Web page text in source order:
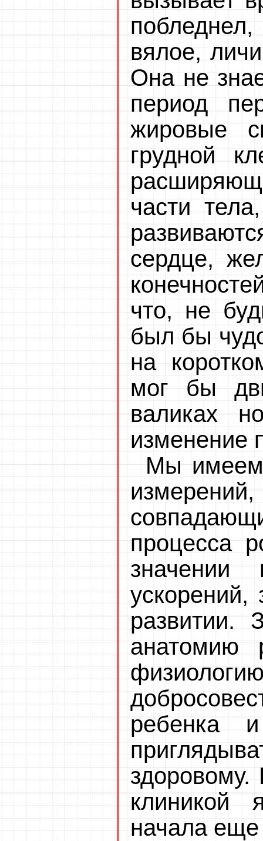
побледнел,
вялое,
Она не
период
жировые
грудной
части
сердце,
что, не
был бы
на
мог бы
валиках
изменение
Мы имеем
процесса
значении
ускорений,
развитии.
анатомию
ребенка
клиникой
начала